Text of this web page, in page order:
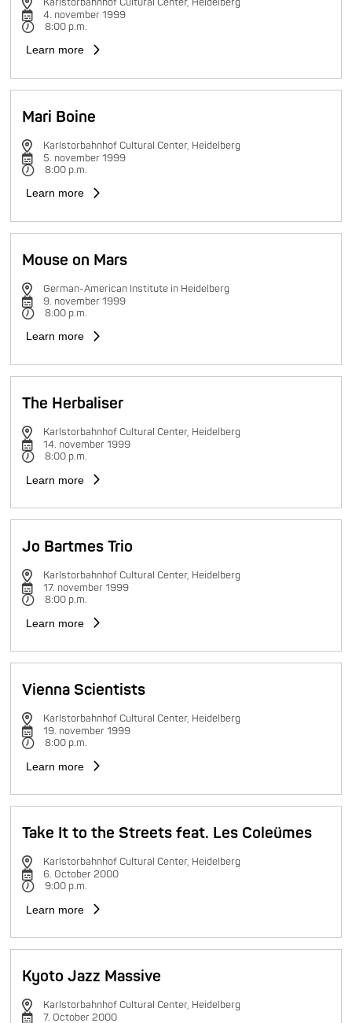
4. november 1999
8:00 p.m.
Learn more
Mari Boine
Karlstorbahnhof Cultural Center, Heidelberg
5. november 1999
8:00 p.m.
Learn more
Mouse on Mars
German-American Institute in Heidelberg
9. november 1999
8:00 p.m.
Learn more
The Herbaliser
Karlstorbahnhof Cultural Center, Heidelberg
14. november 1999
8:00 p.m.
Learn more
Jo Bartmes Trio
Karlstorbahnhof Cultural Center, Heidelberg
17. november 1999
8:00 p.m.
Learn more
Vienna Scientists
Karlstorbahnhof Cultural Center, Heidelberg
19. november 1999
8:00 p.m.
Learn more
Take It to the Streets feat. Les Coleümes
Karlstorbahnhof Cultural Center, Heidelberg
6. October 2000
9:00 p.m.
Learn more
Kyoto Jazz Massive
Karlstorbahnhof Cultural Center, Heidelberg
7. October 2000